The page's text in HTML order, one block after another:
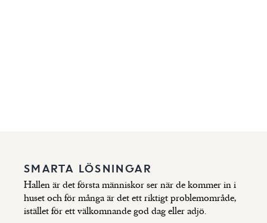
SMARTA LÖSNINGAR
Hallen är det första människor ser när de kommer in i
huset och för många är det ett riktigt problemområde,
istället för ett välkomnande god dag eller adjö.